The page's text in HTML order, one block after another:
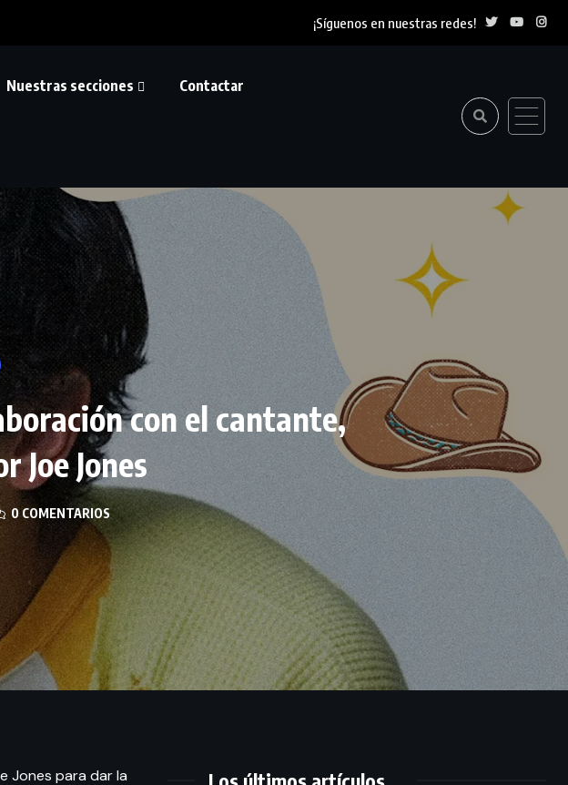
¡Síguenos en nuestras redes!
Nuestras secciones Contactar
con el cantante,
Joe Jones
0 COMENTARIOS
Jones para dar la